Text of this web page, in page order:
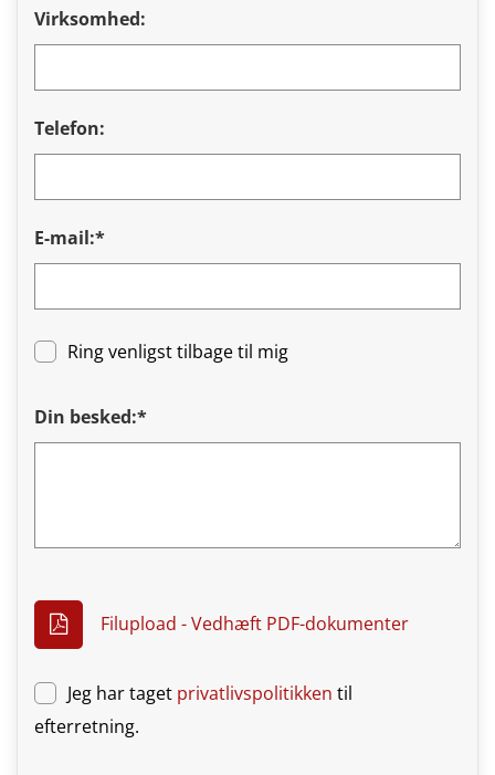
Virksomhed:
Telefon:
E-mail:*
Ring venligst tilbage til mig
Din besked:*
Filupload - Vedhæft PDF-dokumenter
Jeg har taget privatlivspolitikken til
efterretning.